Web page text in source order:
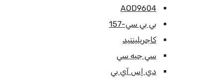
AOD9604
بي بي سي-157
كاجريلينتيد
سي جيه سي
دي إس آي بي